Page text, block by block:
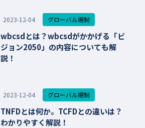
2023-12-04 グローバル規制
wbcsdとは？wbcsdがかかげる「ビ
ジョン2050」の内容についても解
説！
2023-12-04 グローバル規制
TNFDとは何か。TCFDとの違いは？
わかりやすく解説！